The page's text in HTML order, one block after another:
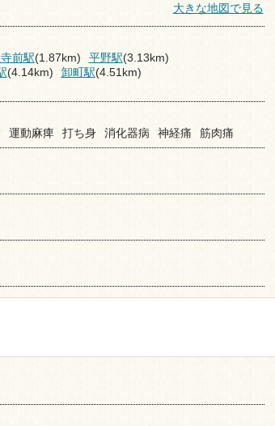
大きな地図で見る
前駅(1.87km) 平野駅(3.13km)
(4.14km) 卸町駅(4.51km)
運動麻痺 打ち身 消化器病 神経痛 筋肉痛